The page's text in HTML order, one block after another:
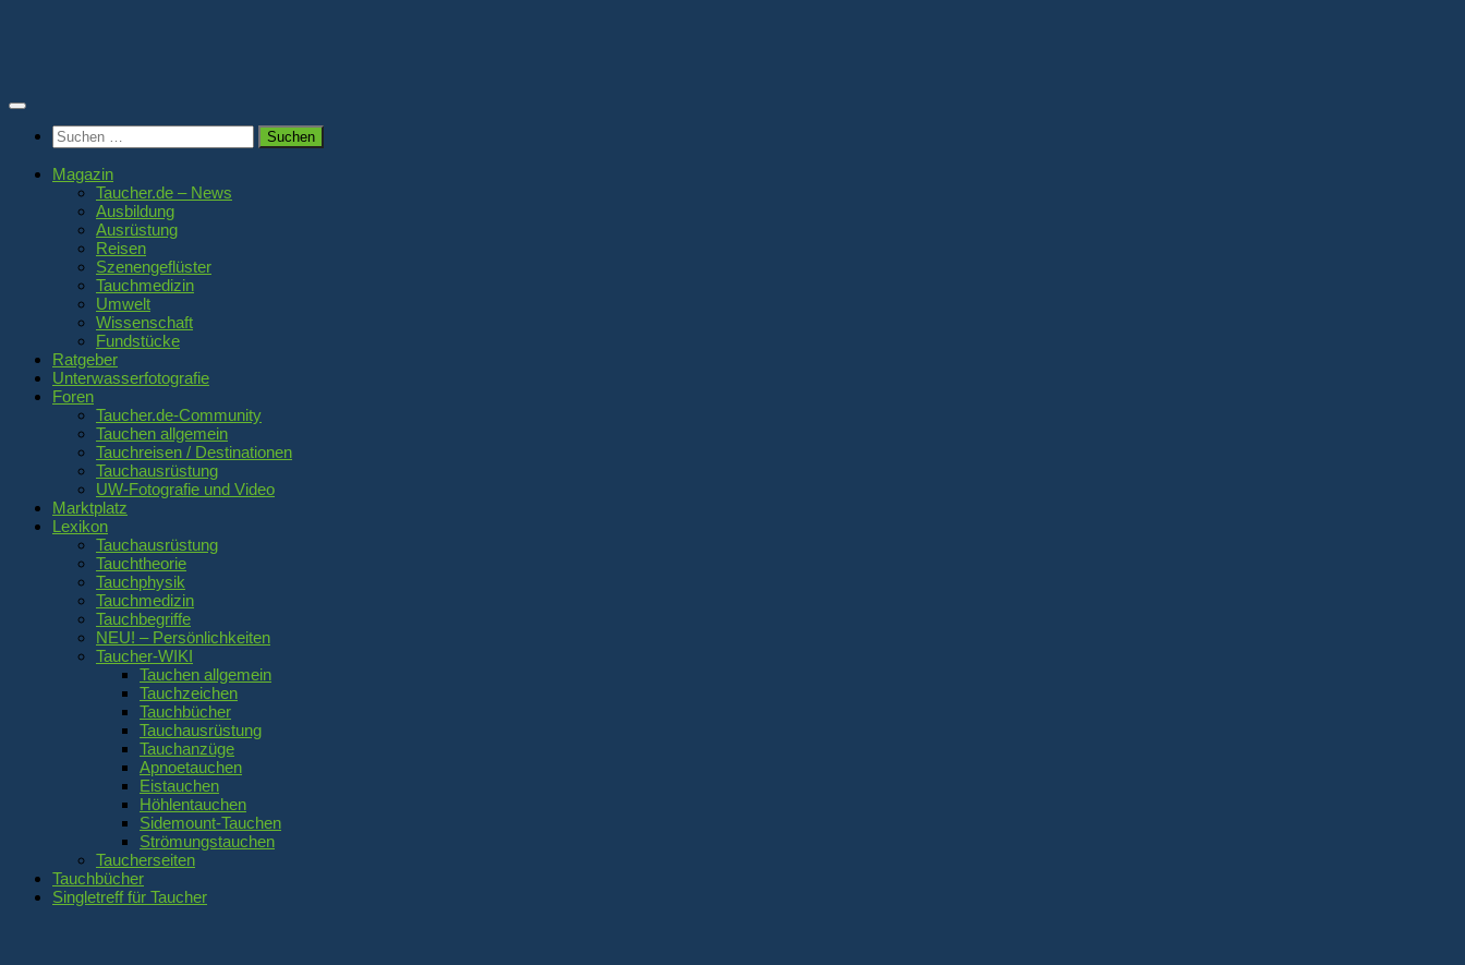
Suchen
nach:
Magazin
Taucher.de – News
Ausbildung
Ausrüstung
Reisen
Szenengeflüster
Tauchmedizin
Umwelt
Wissenschaft
Fundstücke
Ratgeber
Unterwasserfotografie
Foren
Taucher.de-Community
Tauchen allgemein
Tauchreisen / Destinationen
Tauchausrüstung
UW-Fotografie und Video
Marktplatz
Lexikon
Tauchausrüstung
Tauchtheorie
Tauchphysik
Tauchmedizin
Tauchbegriffe
NEU! – Persönlichkeiten
Taucher-WIKI
Tauchen allgemein
Tauchzeichen
Tauchbücher
Tauchausrüstung
Tauchanzüge
Apnoetauchen
Eistauchen
Höhlentauchen
Sidemount-Tauchen
Strömungstauchen
Taucherseiten
Tauchbücher
Singletreff für Taucher